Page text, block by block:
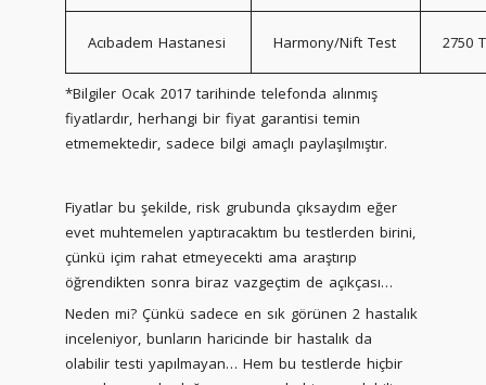
Acıbadem Hastanesi Harmony/Nift Test 2750
*Bilgiler Ocak 2017 tarihinde telefonda alınmış
fiyatlardır, herhangi bir fiyat garantisi temin
etmemektedir, sadece bilgi amaçlı paylaşılmıştır.
Fiyatlar bu şekilde, risk grubunda çıksaydım eğer
evet muhtemelen yaptıracaktım bu testlerden birini,
çünkü içim rahat etmeyecekti ama araştırıp
öğrendikten sonra biraz vazgeçtim de açıkçası…
Neden mi? Çünkü sadece en sık görünen 2 hastalık
inceleniyor, bunların haricinde bir hastalık da
olabilir testi yapılmayan… Hem bu testlerde hiçbir